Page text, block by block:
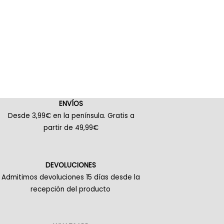
ENVÍOS
Desde 3,99€ en la península. Gratis a
partir de 49,99€
DEVOLUCIONES
Admitimos devoluciones 15 días desde la
recepción del producto